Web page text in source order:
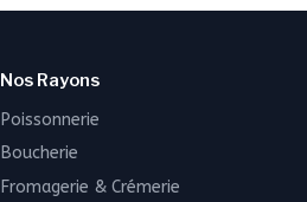
Nos Rayons
Poissonnerie
Boucherie
Fromagerie & Crémerie